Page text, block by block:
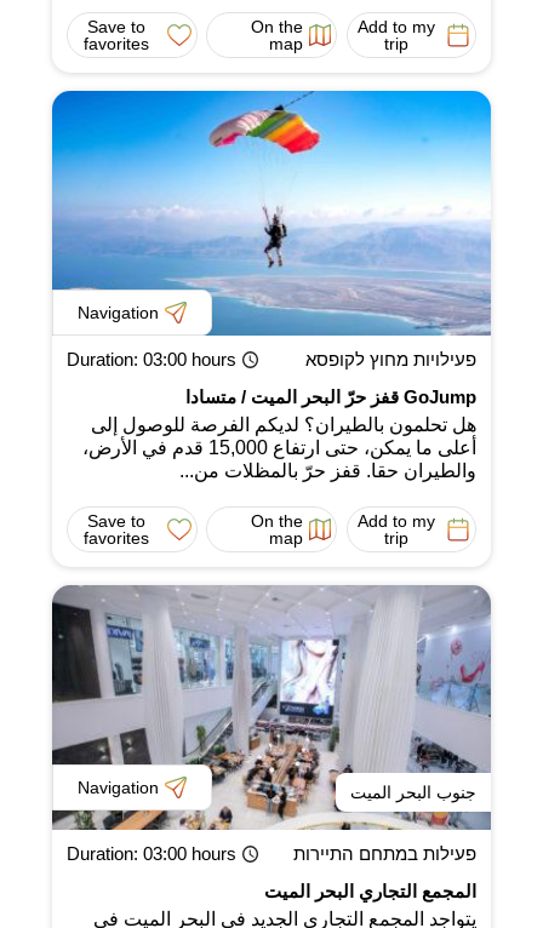
Add to my
trip
On the
map
Save to
favorites
Navigation
פעילויות מחוץ לקופסא Duration: 03:00 hours
GoJump قفز حرّ البحر الميت / متسادا
هل تحلمون بالطيران؟ لديكم الفرصة للوصول إلى
أعلى ما يمكن، حتى ارتفاع 15,000 قدم في الأرض،
والطيران حقا. قفز حرّ بالمظلات من...
Add to my
trip
On the
map
Save to
favorites
جنوب البحر الميت Navigation
פעילות במתחם התיירות Duration: 03:00 hours
المجمع التجاري البحر الميت
يتواجد المجمع التجاري الجديد في البحر الميت في